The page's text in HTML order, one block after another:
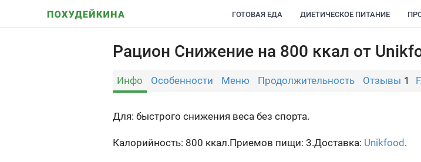
ГОТОВАЯ ЕДА ДИЕТИЧЕСКОЕ ПИТАНИЕ
Рацион Снижение на 800 ккал от
Инфо Особенности Меню Продолжительность Отзывы 1
Для: быстрого снижения веса без спорта.
Калорийность: 800 ккал.Приемов пищи: 3.Доставка: Unikfood .